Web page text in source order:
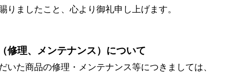
りましたこと、心より御礼申し上げます。
修理、メンテナンス）について
いた商品の修理・メンテナンス等につきましては、